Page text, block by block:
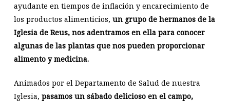
ayudante en tiempos de inflación y encarecimiento de
los productos alimenticios, un grupo de hermanos de la
Iglesia de Reus, nos adentramos en ella para conocer
algunas de las plantas que nos pueden proporcionar
alimento y medicina.
Animados por el Departamento de Salud de nuestra
Iglesia, pasamos un sábado delicioso en el campo,